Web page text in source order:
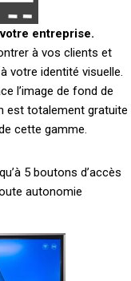
entreprise.
à vos clients et
votre identité visuelle.
l’image de fond de
est totalement gratuite
cette gamme.
5 boutons d’accès
autonomie